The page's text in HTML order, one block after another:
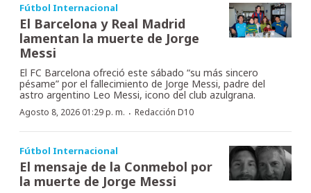
Fútbol Internacional
El Barcelona y Real Madrid
lamentan la muerte de Jorge
Messi
El FC Barcelona ofreció este sábado “su más sincero
pésame” por el fallecimiento de Jorge Messi, padre del
astro argentino Leo Messi, icono del club azulgrana.
Agosto 8, 2026 01:29 p. m. · Redacción D10
Fútbol Internacional
El mensaje de la Conmebol por
la muerte de Jorge Messi